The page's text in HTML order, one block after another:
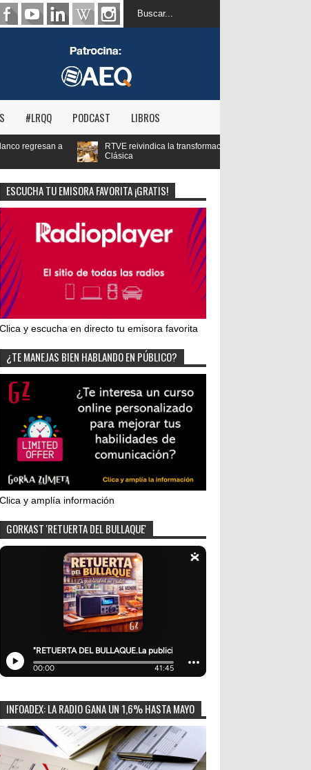
#LRQQ PODCAST LIBROS
la transformación digital de RNE y blinda el futuro de Radio 3 y Radio
ESCUCHA TU EMISORA FAVORITA ¡GRATIS!
Clica y escucha en directo tu emisora favorita
¿TE MANEJAS BIEN HABLANDO EN PÚBLICO?
Clica y amplía información
GORKAST 'RETUERTA DEL BULLAQUE'
INFOADEX: LA RADIO GANA UN 1,6% HASTA MAYO